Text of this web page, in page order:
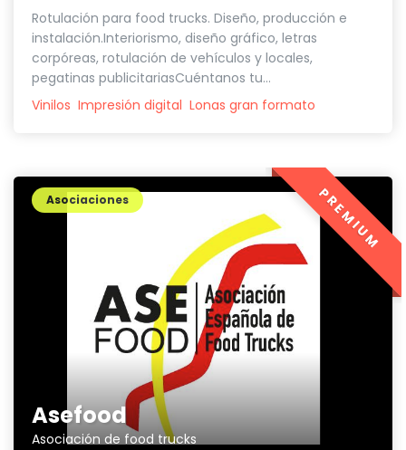
Rotulación para food trucks. Diseño, producción e
instalación.Interiorismo, diseño gráfico, letras
corpóreas, rotulación de vehículos y locales,
pegatinas publicitariasCuéntanos tu...
Vinilos Impresión digital Lonas gran formato
Asefood
Asociación de food trucks
Asociaciones PREMIUM